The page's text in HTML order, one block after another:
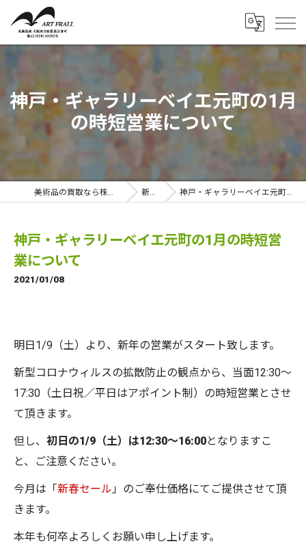
神戸・ギャラリーベイエ元町の1月
の時短営業について
美術品の買取なら株式会社アートフラール 新着情報 神戸・ギャラリーベイエ元町の1月の時短営業について
神戸・ギャラリーベイエ元町の1月の時短営
業について
2021/01/08
明日1/9（土）より、新年の営業がスタート致します。
新型コロナウィルスの拡散防止の観点から、当面12:30～
17:30（土日祝／平日はアポイント制）の時短営業とさせ
て頂きます。
但し、 初日の1/9（土）は12:30～16:00となりますこ
と、ご注意ください。
今月は「新春セール」のご奉仕価格にてご提供させて頂
きます。
本年も何卒よろしくお願い申し上げます。